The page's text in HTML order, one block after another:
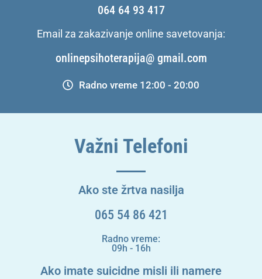
064 64 93 417
Email za zakazivanje online savetovanja:
onlinepsihoterapija@ gmail.com
Radno vreme 12:00 - 20:00
Važni Telefoni
Ako ste žrtva nasilja
065 54 86 421
Radno vreme:
09h - 16h
Ako imate suicidne misli ili namere